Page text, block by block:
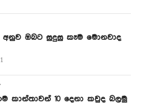
ඔබට සුදුසු කෑම මොනවාද
කාන්තාවන් 10 දෙනා කවුද බලමු